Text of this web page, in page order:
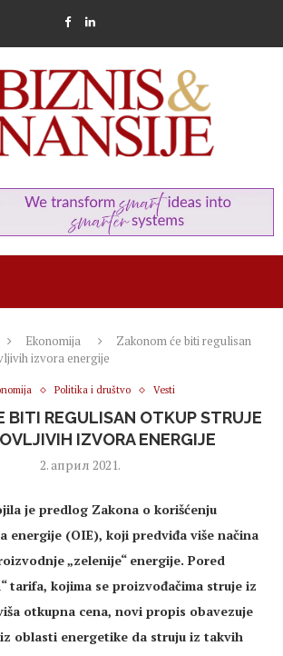
Ekonomija
Zakonom će biti regulisan
izvora energije
Politika i društvo Vesti
BITI REGULISAN OTKUP STRUJE
IZVORA ENERGIJE
2. април 2021.
je predlog Zakona o korišćenju
energije (OIE), koji predviđa više načina
„zelenije“ energije. Pored
tarifa, kojima se proizvođačima struje iz
otkupna cena, novi propis obavezuje
oblasti energetike da struju iz takvih